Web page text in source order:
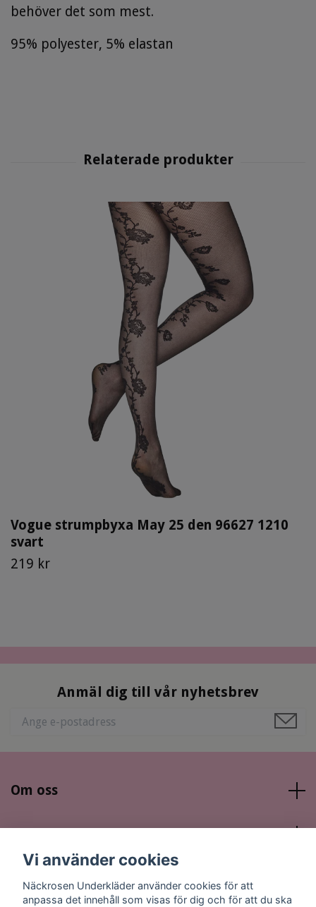
behöver det som mest.
95% polyester, 5% elastan
Vogue strumpbyxa May 25 den 96627 1210
svart
219 kr
Anmäl dig till vår nyhetsbrev
Om oss
Sociala medier
Vi använder cookies
Näckrosen Underkläder använder cookies för att
anpassa det innehåll som visas för dig och för att du ska